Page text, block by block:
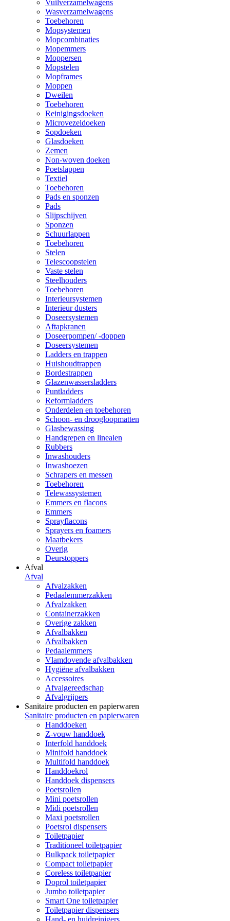
Vuilverzamelwagens
Wasverzamelwagens
Toebehoren
Mopsystemen
Mopcombinaties
Mopemmers
Moppersen
Mopstelen
Mopframes
Moppen
Dweilen
Toebehoren
Reinigingsdoeken
Microvezeldoeken
Sopdoeken
Glasdoeken
Zemen
Non-woven doeken
Poetslappen
Textiel
Toebehoren
Pads en sponzen
Pads
Slijpschijven
Sponzen
Schuurlappen
Toebehoren
Stelen
Telescoopstelen
Vaste stelen
Steelhouders
Toebehoren
Interieursystemen
Interieur dusters
Doseersystemen
Aftapkranen
Doseerpompen/ -doppen
Doseersystemen
Ladders en trappen
Huishoudtrappen
Bordestrappen
Glazenwassersladders
Puntladders
Reformladders
Onderdelen en toebehoren
Schoon- en droogloopmatten
Glasbewassing
Handgrepen en linealen
Rubbers
Inwashouders
Inwashoezen
Schrapers en messen
Toebehoren
Telewassystemen
Emmers en flacons
Emmers
Sprayflacons
Sprayers en foamers
Maatbekers
Overig
Deurstoppers
Afval
Afval
Afvalzakken
Pedaalemmerzakken
Afvalzakken
Containerzakken
Overige zakken
Afvalbakken
Afvalbakken
Pedaalemmers
Vlamdovende afvalbakken
Hygiëne afvalbakken
Accessoires
Afvalgereedschap
Afvalgrijpers
Sanitaire producten en papierwaren
Sanitaire producten en papierwaren
Handdoeken
Z-vouw handdoek
Interfold handdoek
Minifold handdoek
Multifold handdoek
Handdoekrol
Handdoek dispensers
Poetsrollen
Mini poetsrollen
Midi poetsrollen
Maxi poetsrollen
Poetsrol dispensers
Toiletpapier
Traditioneel toiletpapier
Bulkpack toiletpapier
Compact toiletpapier
Coreless toiletpapier
Doprol toiletpapier
Jumbo toiletpapier
Smart One toiletpapier
Toiletpapier dispensers
Hand- en huidreinigers